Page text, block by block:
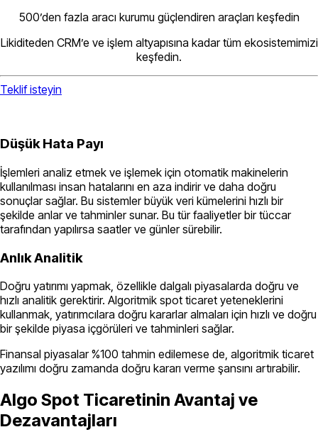
500’den fazla aracı kurumu güçlendiren araçları keşfedin
Likiditeden CRM’e ve işlem altyapısına kadar tüm ekosistemimizi
keşfedin.
Teklif isteyin
Düşük Hata Payı
İşlemleri analiz etmek ve işlemek için otomatik makinelerin
kullanılması insan hatalarını en aza indirir ve daha doğru
sonuçlar sağlar. Bu sistemler büyük veri kümelerini hızlı bir
şekilde anlar ve tahminler sunar. Bu tür faaliyetler bir tüccar
tarafından yapılırsa saatler ve günler sürebilir.
Anlık Analitik
Doğru yatırımı yapmak, özellikle dalgalı piyasalarda doğru ve
hızlı analitik gerektirir. Algoritmik spot ticaret yeteneklerini
kullanmak, yatırımcılara doğru kararlar almaları için hızlı ve doğru
bir şekilde piyasa içgörüleri ve tahminleri sağlar.
Finansal piyasalar %100 tahmin edilemese de, algoritmik ticaret
yazılımı doğru zamanda doğru kararı verme şansını artırabilir.
Algo Spot Ticaretinin Avantaj ve
Dezavantajları